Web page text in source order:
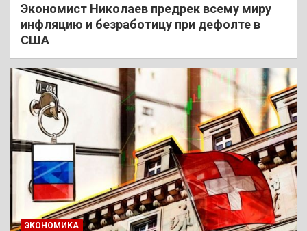
Экономист Николаев предрек всему миру
инфляцию и безработицу при дефолте в
США
ЭКОНОМИКА